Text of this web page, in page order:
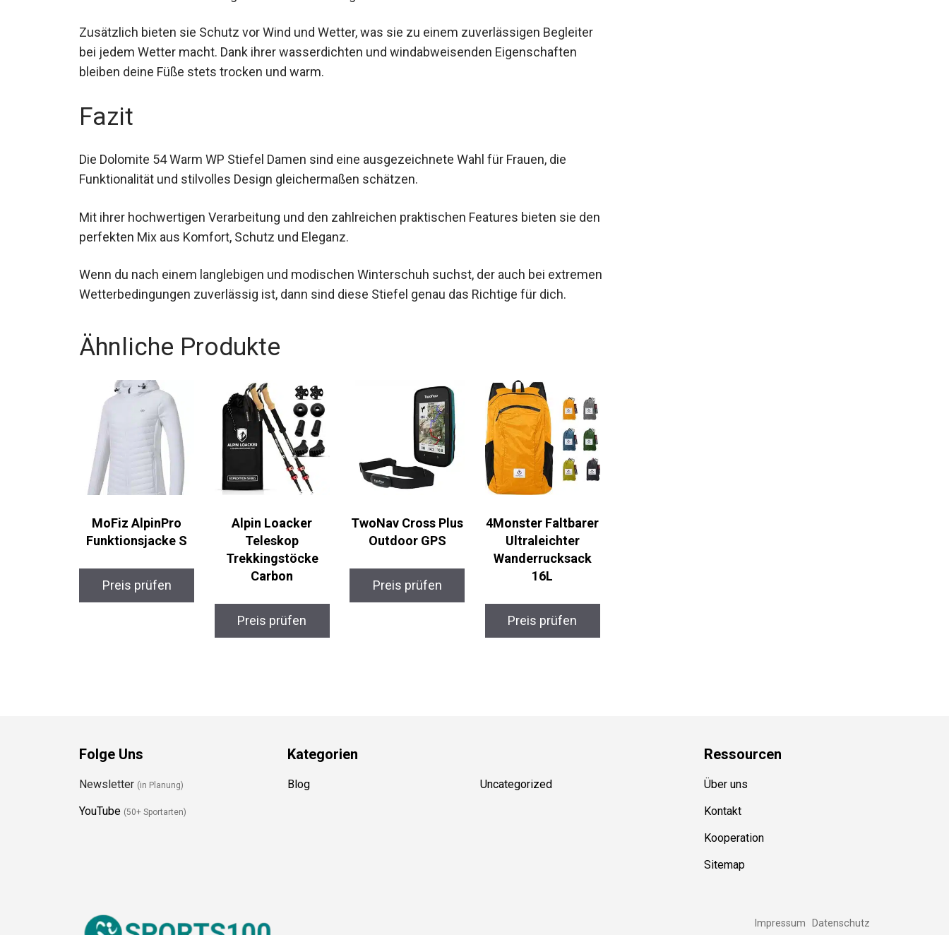
Zusätzlich bieten sie Schutz vor Wind und Wetter, was sie zu einem zuverlässigen Begleiter
bei jedem Wetter macht. Dank ihrer wasserdichten und windabweisenden Eigenschaften
bleiben deine Füße stets trocken und warm.
Fazit
Die Dolomite 54 Warm WP Stiefel Damen sind eine ausgezeichnete Wahl für Frauen, die
Funktionalität und stilvolles Design gleichermaßen schätzen.
Mit ihrer hochwertigen Verarbeitung und den zahlreichen praktischen Features bieten sie
den perfekten Mix aus Komfort, Schutz und Eleganz.
Wenn du nach einem langlebigen und modischen Winterschuh suchst, der auch bei
extremen Wetterbedingungen zuverlässig ist, dann sind diese Stiefel genau das Richtige für
Ähnliche Produkte
MoFiz AlpinPro
Preis prüfen
Alpin Loacker
Teleskop
Trekkingstöcke
Preis prüfen
TwoNav Cross Plus
Preis prüfen
4Monster Faltbarer
Ultraleichter
Wanderrucksack
Preis prüfen